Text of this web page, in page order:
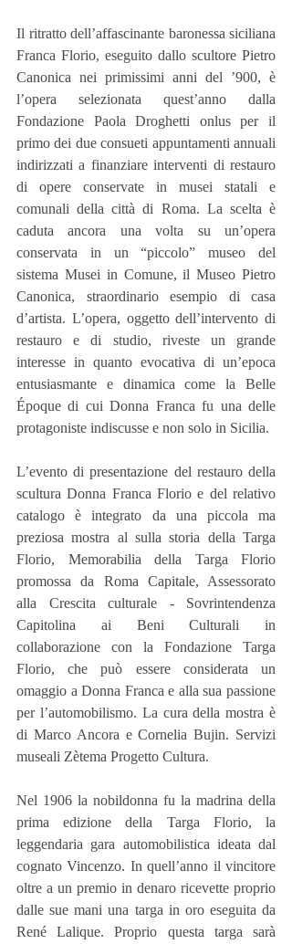
Il ritratto dell’affascinante baronessa siciliana
Franca Florio, eseguito dallo scultore Pietro
Canonica nei primissimi anni del ’900, è
l’opera selezionata quest’anno dalla
Fondazione Paola Droghetti onlus per il
primo dei due consueti appuntamenti annuali
indirizzati a finanziare interventi di restauro
di opere conservate in musei statali e
comunali della città di Roma. La scelta è
caduta ancora una volta su un’opera
conservata in un “piccolo” museo del
sistema Musei in Comune, il Museo Pietro
Canonica, straordinario esempio di casa
d’artista. L’opera, oggetto dell’intervento di
restauro e di studio, riveste un grande
interesse in quanto evocativa di un’epoca
entusiasmante e dinamica come la Belle
Époque di cui Donna Franca fu una delle
protagoniste indiscusse e non solo in Sicilia.
L’evento di presentazione del restauro della
scultura Donna Franca Florio e del relativo
catalogo è integrato da una piccola ma
preziosa mostra al sulla storia della Targa
Florio, Memorabilia della Targa Florio
promossa da Roma Capitale, Assessorato
alla Crescita culturale - Sovrintendenza
Capitolina ai Beni Culturali in
collaborazione con la Fondazione Targa
Florio, che può essere considerata un
omaggio a Donna Franca e alla sua passione
per l’automobilismo. La cura della mostra è
di Marco Ancora e Cornelia Bujin. Servizi
museali Zètema Progetto Cultura.
Nel 1906 la nobildonna fu la madrina della
prima edizione della Targa Florio, la
leggendaria gara automobilistica ideata dal
cognato Vincenzo. In quell’anno il vincitore
oltre a un premio in denaro ricevette proprio
dalle sue mani una targa in oro eseguita da
René Lalique. Proprio questa targa sarà